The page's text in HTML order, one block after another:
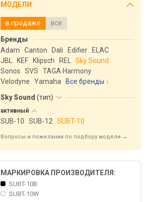
МОДЕЛИ
в продаже все
Бренды
Adam
Canton Dali Edifier
ELAC
JBL
KEF Klipsch REL
Sky Sound
Sonos
SVS
TAGA Harmony
Velodyne
Yamaha
Все бренды
Sky Sound (тип)
активный
SUB-10 SUB-12 SUBT-10
Вопросы и пожелания по подбору модели →
МАРКИРОВКА ПРОИЗВОДИТЕЛЯ:
SUBT-10B
SUBT-10W